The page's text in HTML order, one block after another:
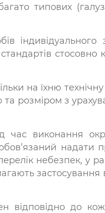
типових
індивідуального
стосовно
на їхню технічну
розміром з
час виконання
надати
небезпек, у
застосування
відповідно до